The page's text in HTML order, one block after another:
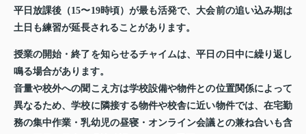
平日放課後（15〜19時頃）が最も活発で、大会前の追い込み期は
土日も練習が延長されることがあります。
授業の開始・終了を知らせるチャイムは、平日の日中に繰り返し
鳴る場合があります。
音量や校外への聞こえ方は学校設備や物件との位置関係によって
異なるため、学校に隣接する物件や校舎に近い物件では、在宅勤
務の集中作業・乳幼児の昼寝・オンライン会議との兼ね合いも含